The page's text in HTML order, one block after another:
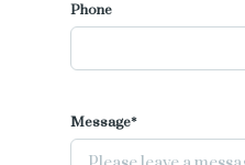
Phone
Message*